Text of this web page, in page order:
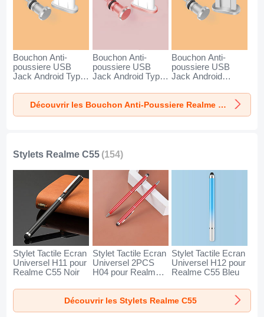
Bouchon Anti-
poussiere USB
Jack Android Type-
Realme C55 Argent
Bouchon Anti-
poussiere USB
Jack Android Type-
Realme C55 Or
Rose
Bouchon Anti-
poussiere USB
Jack Android
Realme C55 Argent
Découvrir les Bouchon Anti-Poussiere Realme C55
Stylets Realme C55 (154)
Stylet Tactile Ecran
Universel H11 pour
Realme C55 Noir
Stylet Tactile Ecran
Universel 2PCS
H04 pour Realme
Stylet Tactile Ecran
Universel H12 pour
Realme C55 Bleu
Découvrir les Stylets Realme C55